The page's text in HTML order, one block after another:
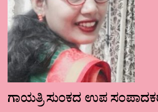
ಗಾಯತ್ರಿ ಸುಂಕದ ಉಪ